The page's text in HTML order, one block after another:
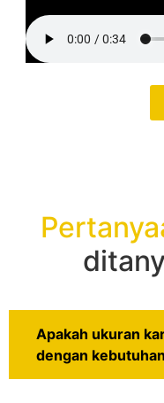
Apakah ukuran
dengan